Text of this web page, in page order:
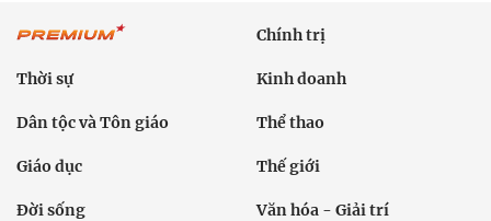
Chính trị
Thời sự Kinh doanh
Dân tộc và Tôn giáo Thể thao
Giáo dục Thế giới
Đời sống Văn hóa - Giải trí